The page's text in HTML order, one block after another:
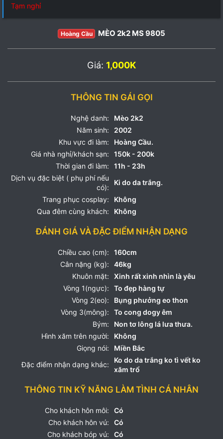
Tạm nghỉ
Hoàng Cầu MÈO 2k2 MS 9805
Giá: 1,000K
THÔNG TIN GÁI GỌI
Nghệ danh:
Mèo 2k2
Năm sinh:
2002
Khu vực đi làm:
Hoàng Cầu.
Giá nhà nghỉ/khách sạn:
150k - 200k
Thời gian đi làm:
11h - 23h
Dịch vụ đặc biệt ( phụ phí nếu
có):
Ki do da trắng.
Trang phục cosplay:
Không
Qua đêm cùng khách:
Không
ĐÁNH GIÁ VÀ ĐẶC ĐIỂM NHẬN DẠNG
Chiều cao (cm):
160cm
Cân nặng (kg):
46kg
Khuôn mặt:
Xinh rất xinh nhìn là yêu
Vòng 1(ngực):
To đẹp hàng tự
Vòng 2(eo):
Bụng phưởng eo thon
Vòng 3(mông):
To cong dogy êm
Bým:
Non tơ lông lá lưa thưa.
Hình xăm trên người:
Không
Giọng nói:
Miền Bắc
Đặc điểm nhận dạng khác:
Ko do da trắng ko tì vết ko
xăm trổ
THÔNG TIN KỸ NĂNG LÀM TÌNH CÁ NHÂN
Cho khách hôn môi:
Có
Cho khách hôn vú:
Có
Cho khách bóp vú:
Có